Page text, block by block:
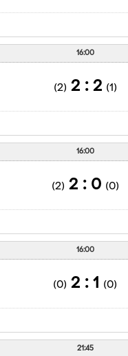
16:00
(1)
2 : 2
(2)
16:00
(0)
0 : 2
(2)
16:00
(0)
1 : 2
(0)
21:45